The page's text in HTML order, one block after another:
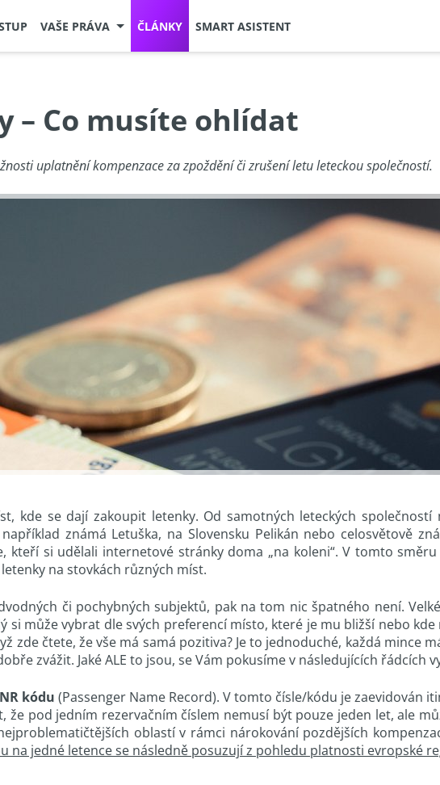
VAŠE PRÁVA ČLÁNKY SMART ASISTENT
– Co musíte ohlídat
uplatnění kompenzace za zpoždění či zrušení letu leteckou společností.
kde se dají zakoupit letenky. Od samotných leteckých společností
známá Letuška, na Slovensku Pelikán nebo celosvětově
si udělali internetové stránky doma „na koleni“. V tomto směru
na stovkách různých míst.
či pochybných subjektů, pak na tom nic špatného není.
může vybrat dle svých preferencí místo, které je mu bližší nebo
čtete, že vše má samá pozitiva? Je to jednoduché, každá mince
zvážit. Jaké ALE to jsou, se Vám pokusíme v následujících řádcích
kódu (Passenger Name Record). V tomto čísle/kódu je zaevidován
pod jedním rezervačním číslem nemusí být pouze jeden let, ale
oblastí v rámci nárokování pozdějších
na jedné letence se následně posuzují z pohledu platnosti evropské